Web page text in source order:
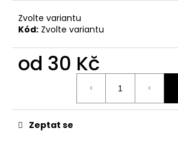
Zvolte variantu
Kód: Zvolte variantu
od 30 Kč
Zeptat se
D
o
p
o
u